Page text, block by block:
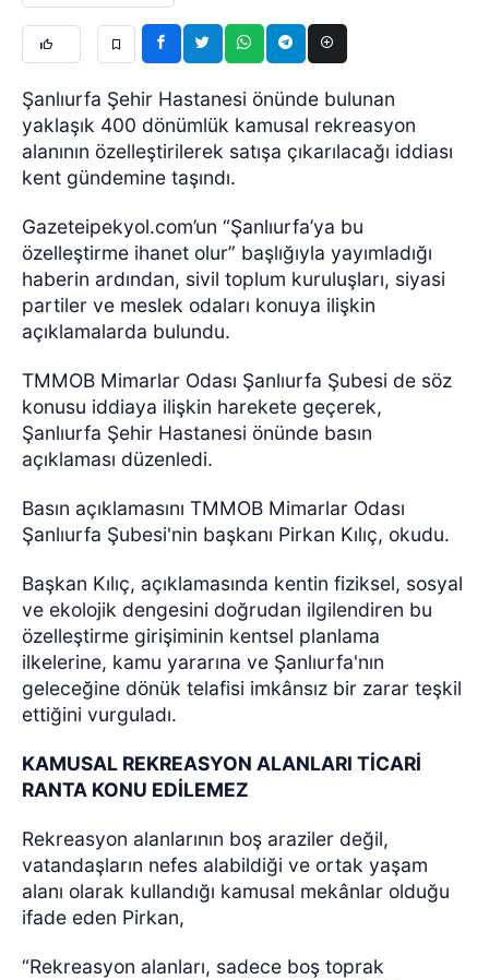
Şanlıurfa Şehir Hastanesi önünde bulunan
yaklaşık 400 dönümlük kamusal rekreasyon
alanının özelleştirilerek satışa çıkarılacağı iddiası
kent gündemine taşındı.
Gazeteipekyol.com’un “Şanlıurfa’ya bu
özelleştirme ihanet olur” başlığıyla yayımladığı
haberin ardından, sivil toplum kuruluşları, siyasi
partiler ve meslek odaları konuya ilişkin
açıklamalarda bulundu.
TMMOB Mimarlar Odası Şanlıurfa Şubesi de söz
konusu iddiaya ilişkin harekete geçerek,
Şanlıurfa Şehir Hastanesi önünde basın
açıklaması düzenledi.
Basın açıklamasını TMMOB Mimarlar Odası
Şanlıurfa Şubesi'nin başkanı Pirkan Kılıç, okudu.
Başkan Kılıç, açıklamasında kentin fiziksel, sosyal
ve ekolojik dengesini doğrudan ilgilendiren bu
özelleştirme girişiminin kentsel planlama
ilkelerine, kamu yararına ve Şanlıurfa'nın
geleceğine dönük telafisi imkânsız bir zarar teşkil
ettiğini vurguladı.
KAMUSAL REKREASYON ALANLARI TİCARİ
RANTA KONU EDİLEMEZ
Rekreasyon alanlarının boş araziler değil,
vatandaşların nefes alabildiği ve ortak yaşam
alanı olarak kullandığı kamusal mekânlar olduğu
ifade eden Pirkan,
“Rekreasyon alanları, sadece boş toprak